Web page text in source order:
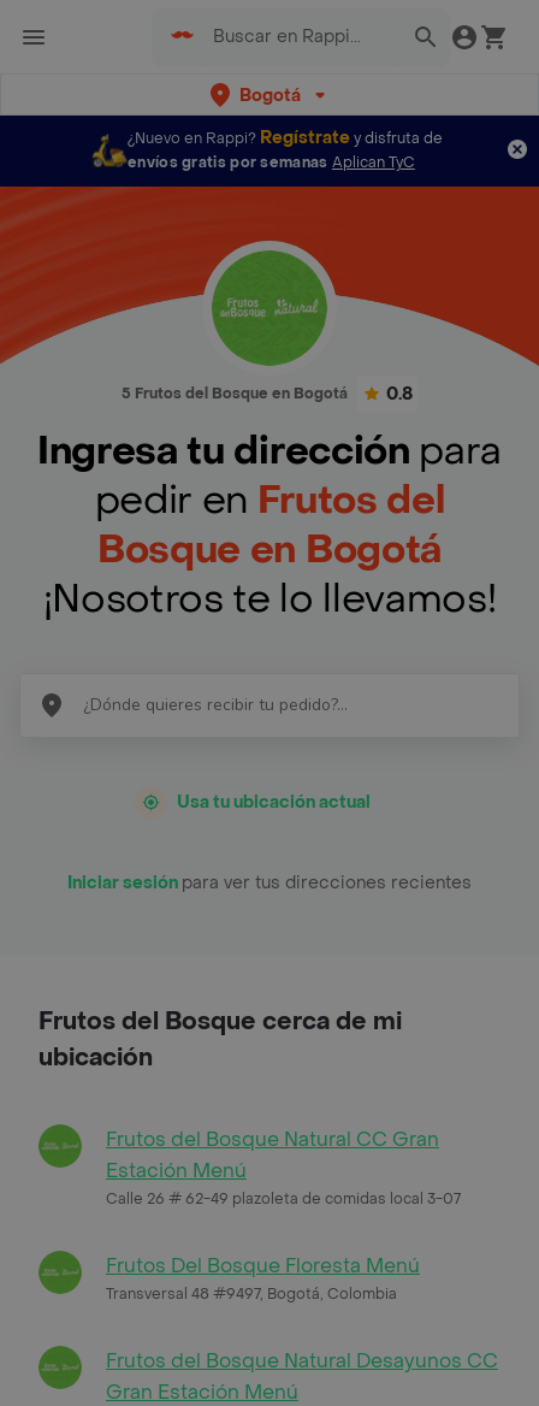
Bogotá
¿Nuevo en Rappi? Regístratey disfruta de
envíos gratis por semanas Aplican TyC
5 Frutos del Bosque en Bogotá 0.8
Ingresa tu dirección para
pedir en Frutos del
Bosque en Bogotá
¡Nosotros te lo llevamos!
Usa tu ubicación actual
Iniciar sesión para ver tus direcciones recientes
Frutos del Bosque cerca de mi
ubicación
Frutos del Bosque Natural CC Gran
Estación Menú
Calle 26 # 62-49 plazoleta de comidas local 3-07
Frutos Del Bosque Floresta Menú
Transversal 48 #9497, Bogotá, Colombia
Frutos del Bosque Natural Desayunos CC
Gran Estación Menú